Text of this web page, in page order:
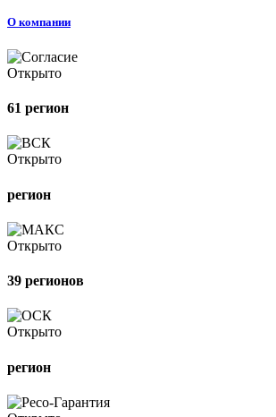
О компании
Открыто
61 регион
Открыто
регион
Открыто
39 регионов
Открыто
регион